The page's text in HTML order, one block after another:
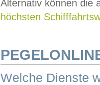
Alternativ können die
höchsten
Welche Dienste